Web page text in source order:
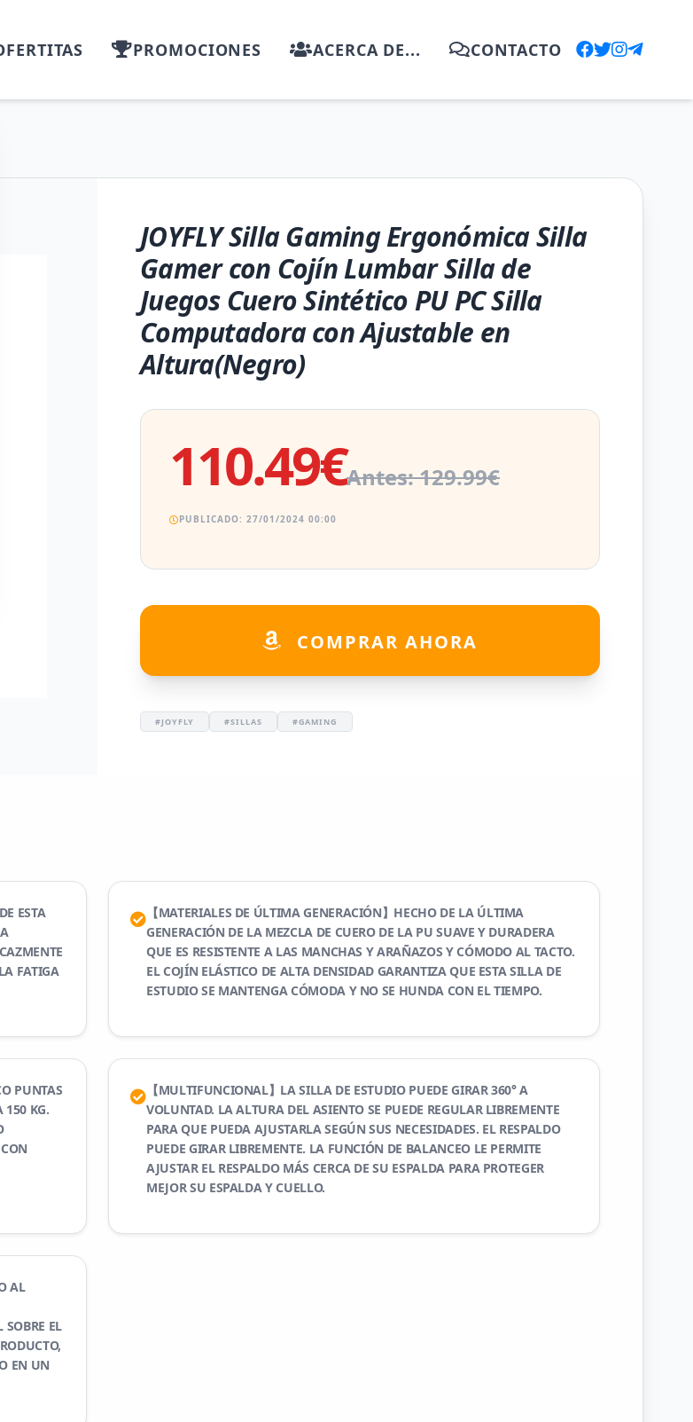
PROMOCIONES ACERCA DE... CONTACTO
JOYFLY Silla Gaming Ergonómica Silla
Gamer con Cojín Lumbar Silla de
Juegos Cuero Sintético PU PC Silla
Computadora con Ajustable en
Altura(Negro)
110.49€Antes: 129.99€
PUBLICADO: 27/01/2024 00:00
COMPRAR AHORA
#JOYFLY #SILLAS #GAMING
ESTA
FATIGA
【MATERIALES DE ÚLTIMA GENERACIÓN】HECHO DE LA ÚLTIMA
GENERACIÓN DE LA MEZCLA DE CUERO DE LA PU SUAVE Y DURADERA
QUE ES RESISTENTE A LAS MANCHAS Y ARAÑAZOS Y CÓMODO AL TACTO.
EL COJÍN ELÁSTICO DE ALTA DENSIDAD GARANTIZA QUE ESTA SILLA DE
ESTUDIO SE MANTENGA CÓMODA Y NO SE HUNDA CON EL TIEMPO.
PUNTAS
150 KG.
【MULTIFUNCIONAL】LA SILLA DE ESTUDIO PUEDE GIRAR 360° A
VOLUNTAD. LA ALTURA DEL ASIENTO SE PUEDE REGULAR LIBREMENTE
PARA QUE PUEDA AJUSTARLA SEGÚN SUS NECESIDADES. EL RESPALDO
PUEDE GIRAR LIBREMENTE. LA FUNCIÓN DE BALANCEO LE PERMITE
AJUSTAR EL RESPALDO MÁS CERCA DE SU ESPALDA PARA PROTEGER
MEJOR SU ESPALDA Y CUELLO.
AL
SOBRE EL
EN UN